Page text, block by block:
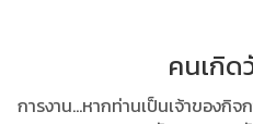
คนเกิด
การงาน...หากท่านเป็นเจ้าของกิจ